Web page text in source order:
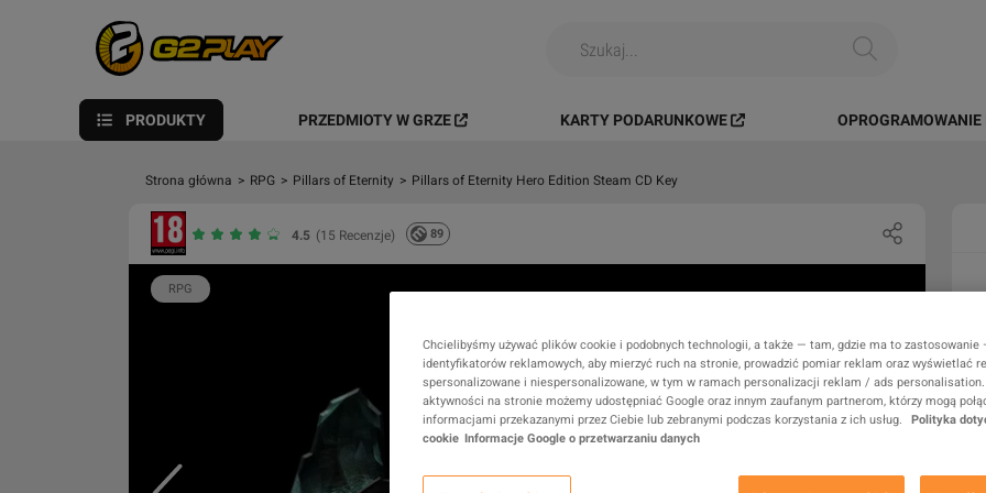
PRODUKTY PRZEDMIOTY W GRZE KARTY PODARUNKOWE
Strona główna > RPG > Pillars of Eternity > Pillars of Eternity Hero Edition Steam CD Key
4.5 (15 Recenzje) 89
RPG
Chcielibyśmy używać plików cookie i podobnych technologii, a także — tam, gdzie ma to
identyfikatorów reklamowych, aby mierzyć ruch na stronie, prowadzić pomiar reklam oraz wyświetlać
spersonalizowane i niespersonalizowane, w tym w ramach personalizacji reklam / ads personalisation.
aktywności na stronie możemy udostępniać Google oraz innym zaufanym partnerom, którzy mogą
informacjami przekazanymi przez Ciebie lub zebranymi podczas korzystania z ich usług.
Polityka
cookie Informacje Google o przetwarzaniu danych